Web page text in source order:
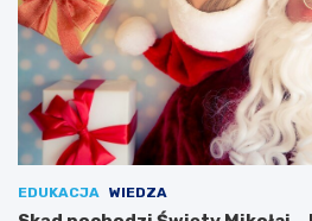
EDUKACJA WIEDZA